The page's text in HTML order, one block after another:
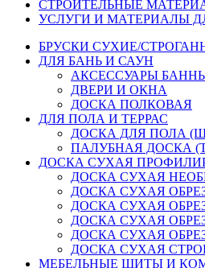
СТРОИТЕЛЬНЫЕ
УСЛУГИ И МАТЕРИАЛЫ
БРУСКИ СУХИЕ/
ДЛЯ БАНЬ И САУН
АКСЕССУАРЫ
ДВЕРИ И ОКНА
ДОСКА ПОЛКОВАЯ
ДЛЯ ПОЛА И ТЕРРАС
ДОСКА ДЛЯ ПОЛА
ПАЛУБНАЯ ДОСКА
ДОСКА СУХАЯ
ДОСКА СУХАЯ
ДОСКА СУХАЯ
ДОСКА СУХАЯ
ДОСКА СУХАЯ
ДОСКА СУХАЯ
ДОСКА СУХАЯ
МЕБЕЛЬНЫЕ ЩИТЫ И